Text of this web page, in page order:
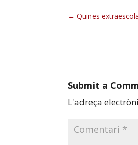
Quines
Submit a
L'adreça